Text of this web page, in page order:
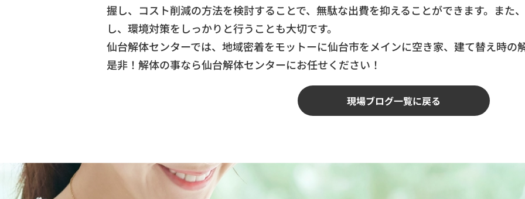
握し、コスト削減の方法を検討することで、無駄な出費を抑えることができます。また
し、環境対策をしっかりと行うことも大切です。
仙台解体センターでは、地域密着をモットーに仙台市をメインに空き家、建て替え時の
是非！解体の事なら仙台解体センターにお任せください！
現場ブログ一覧に戻る